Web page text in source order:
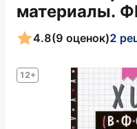
материалы.
12+
4.8(9 оценок)2